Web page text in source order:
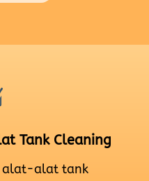
Tank Cleaning
alat-alat tank